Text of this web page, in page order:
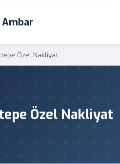
Özel Nakliyat
Özel Nakliyat